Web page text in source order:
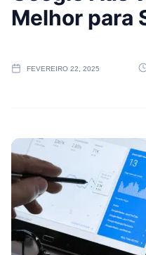
Melhor para
FEVEREIRO 22, 2025